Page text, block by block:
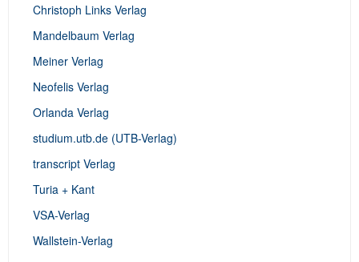
Christoph Links Verlag
Mandelbaum Verlag
Meiner Verlag
Neofelis Verlag
Orlanda Verlag
studium.utb.de (UTB-Verlag)
transcript Verlag
Turia + Kant
VSA-Verlag
Wallstein-Verlag